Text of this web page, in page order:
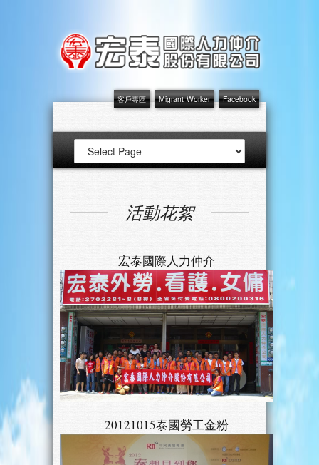
客戶專區 Migrant Worker Facebook
活動花絮
宏泰國際人力仲介
20121015泰國勞工金粉